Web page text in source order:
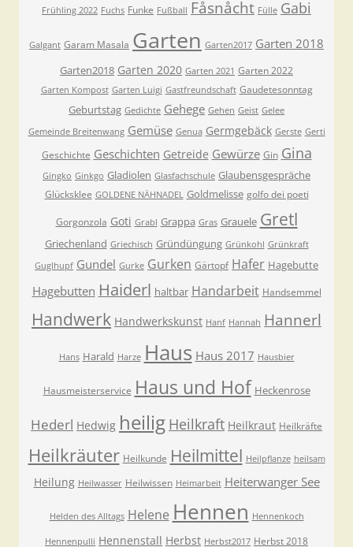
Frühling 2022 Fuchs Funke Fußball Fåsnåcht Fülle Gabi
Galgant Garam Masala Garten Garten2017 Garten 2018
Garten2018 Garten 2020 Garten 2021 Garten 2022
Garten Kompost Garten Luigi Gastfreundschaft Gaudetesonntag
Geburtstag Gedichte Gehege Gehen Geist Gelee
Gemeinde Breitenwang Gemüse Genua Germgebäck Gerste Gerti
Geschichte Geschichten Getreide Gewürze Gin Gina
Gingko Ginkgo Gladiolen Glasfachschule Glaubensgespräche
Glücksklee GOLDENE NÄHNADEL Goldmelisse golfo dei poeti
Gorgonzola Goti Grabl Grappa Gras Grauele Gretl
Griechenland Griechisch Gründüngung Grünkohl Grünkraft
Guglhupf Gundel Gurke Gurken Gärtopf Hafer Hagebutte
Hagebutten Haiderl haltbar Handarbeit Handsemmel
Handwerk Handwerkskunst Hanf Hannah Hannerl
Hans Harald Harze Haus Haus 2017 Hausbier
Hausmeisterservice Haus und Hof Heckenrose
Hederl Hedwig heilig Heilkraft Heilkraut Heilkräfte
Heilkräuter Heilkunde Heilmittel Heilpflanze heilsam
Heilung Heilwasser Heilwissen Heimarbeit Heiterwanger See
Helden des Alltags Helene Hennen Hennenkoch
Hennenpulli Hennenstall Herbst Herbst2017 Herbst 2018